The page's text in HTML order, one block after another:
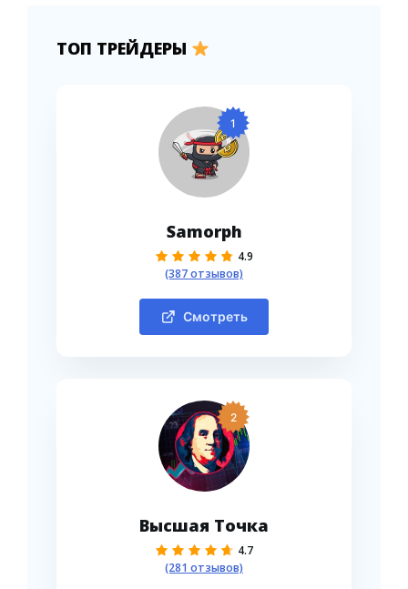
ТОП ТРЕЙДЕРЫ
1
Samorph
4.9
(387 отзывов)
Смотреть
2
Высшая Точка
4.7
(281 отзывов)